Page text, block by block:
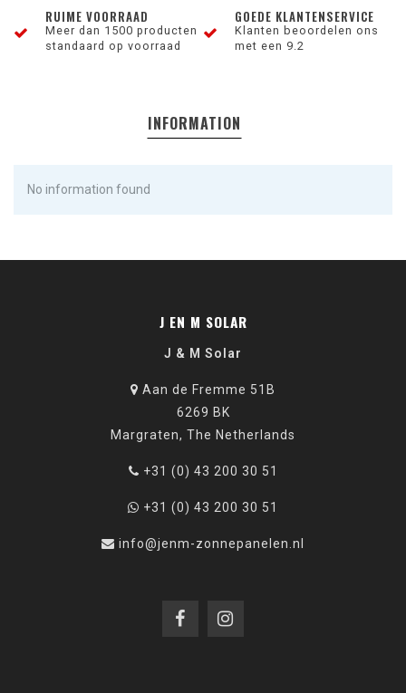
RUIME VOORRAAD
Meer dan 1500 producten
standaard op voorraad
GOEDE KLANTENSERVICE
Klanten beoordelen ons
met een 9.2
INFORMATION
No information found
J EN M SOLAR
J & M Solar
Aan de Fremme 51B
6269 BK
Margraten, The Netherlands
+31 (0) 43 200 30 51
+31 (0) 43 200 30 51
info@jenm-zonnepanelen.nl